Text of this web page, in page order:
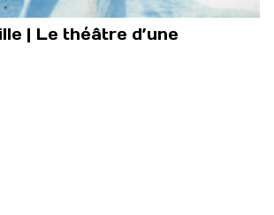
| Le théâtre d’une